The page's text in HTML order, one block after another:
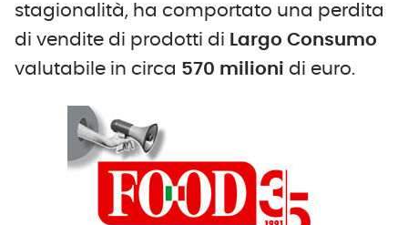
stagionalità, ha comportato una perdita
di vendite di prodotti di Largo Consumo
valutabile in circa 570 milioni di euro.